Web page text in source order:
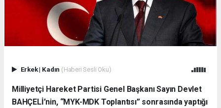
Erkek| Kadın (Haberi Sesli Oku)
Milliyetçi Hareket Partisi Genel Başkanı Sayın Devlet
BAHÇELİ’nin, “MYK-MDK Toplantısı” sonrasında yaptığı